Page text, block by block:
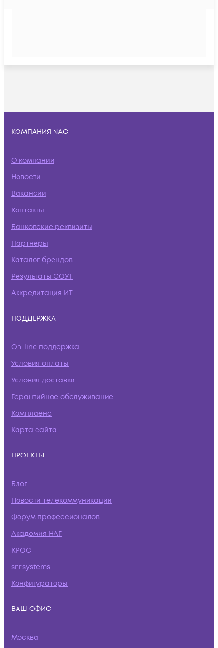
КОМПАНИЯ NAG
О компании
Новости
Вакансии
Контакты
Банковские реквизиты
Партнеры
Каталог брендов
Результаты СОУТ
Аккредитация ИТ
ПОДДЕРЖКА
On-line поддержка
Условия оплаты
Условия доставки
Гарантийное обслуживание
Комплаенс
Карта сайта
ПРОЕКТЫ
Блог
Новости телекоммуникаций
Форум профессионалов
Академия НАГ
КРОС
snr.systems
Конфигураторы
ВАШ ОФИС
Москва